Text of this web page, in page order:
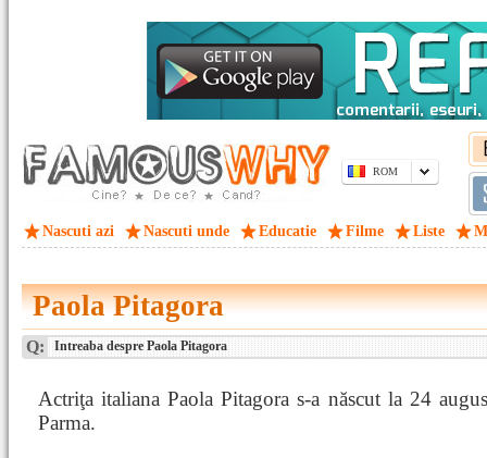
ROM
Nascuti azi Nascuti unde Educatie Filme Liste
Paola Pitagora
Q: Intreaba despre Paola Pitagora
Actriţa italiana Paola Pitagora s-a născut la 24
Parma.